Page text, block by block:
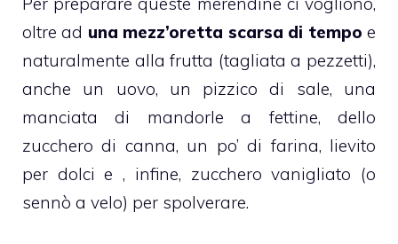
oltre ad una mezz’oretta scarsa di tempo e
naturalmente alla frutta (tagliata a pezzetti),
anche un uovo, un pizzico di sale, una
manciata di mandorle a fettine, dello
zucchero di canna, un po’ di farina, lievito
per dolci e , infine, zucchero vanigliato (o
sennò a velo) per spolverare.